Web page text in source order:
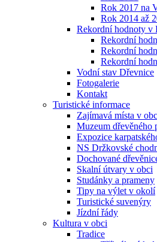
Rok 2017 na
Rok 2014 až
Rekordní hodnoty v
Rekordní
Rekordní
Rekordní
Vodní stav Dřevnice
Fotogalerie
Kontakt
Turistické informace
Zajímavá místa v
Muzeum dřevěného
Expozice
NS Držkovské
Dochované
Skalní útvary v obci
Studánky a prameny
Tipy na výlet v okolí
Turistické suvenýry
Jízdní řády
Kultura v obci
Tradice